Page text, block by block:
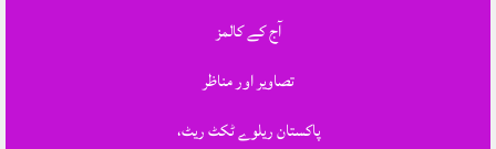
آج کے کالمز
تصاویر اور مناظر
پاکستان ریلوے ٹکٹ ریٹ،